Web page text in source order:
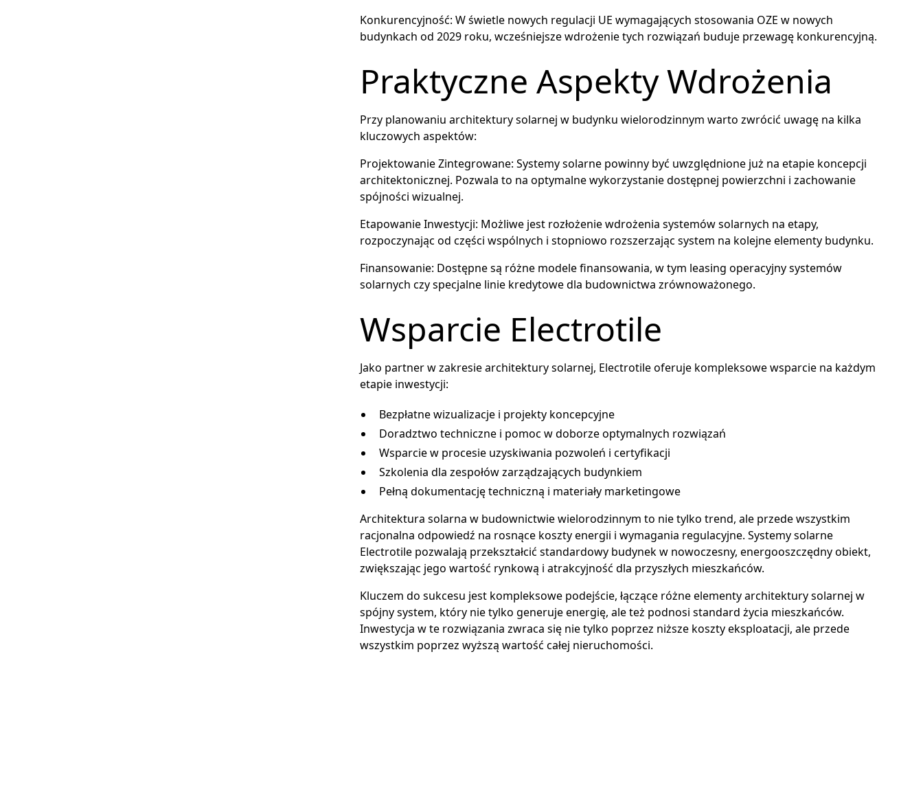
Konkurencyjność: W świetle nowych regulacji UE wymagających stosowania OZE w nowych
budynkach od 2029 roku, wcześniejsze wdrożenie tych rozwiązań buduje przewagę konkurencyjną.
Praktyczne Aspekty Wdrożenia
Przy planowaniu architektury solarnej w budynku wielorodzinnym warto zwrócić uwagę na kilka
kluczowych aspektów:
Projektowanie Zintegrowane: Systemy solarne powinny być uwzględnione już na etapie koncepcji
architektonicznej. Pozwala to na optymalne wykorzystanie dostępnej powierzchni i zachowanie
spójności wizualnej.
Etapowanie Inwestycji: Możliwe jest rozłożenie wdrożenia systemów solarnych na etapy,
rozpoczynając od części wspólnych i stopniowo rozszerzając system na kolejne elementy budynku.
Finansowanie: Dostępne są różne modele finansowania, w tym leasing operacyjny systemów
solarnych czy specjalne linie kredytowe dla budownictwa zrównoważonego.
Wsparcie Electrotile
Jako partner w zakresie architektury solarnej, Electrotile oferuje kompleksowe wsparcie na każdym
etapie inwestycji:
Bezpłatne wizualizacje i projekty koncepcyjne
Doradztwo techniczne i pomoc w doborze optymalnych rozwiązań
Wsparcie w procesie uzyskiwania pozwoleń i certyfikacji
Szkolenia dla zespołów zarządzających budynkiem
Pełną dokumentację techniczną i materiały marketingowe
Architektura solarna w budownictwie wielorodzinnym to nie tylko trend, ale przede wszystkim
racjonalna odpowiedź na rosnące koszty energii i wymagania regulacyjne. Systemy solarne
Electrotile pozwalają przekształcić standardowy budynek w nowoczesny, energooszczędny obiekt,
zwiększając jego wartość rynkową i atrakcyjność dla przyszłych mieszkańców.
Kluczem do sukcesu jest kompleksowe podejście, łączące różne elementy architektury solarnej w
spójny system, który nie tylko generuje energię, ale też podnosi standard życia mieszkańców.
Inwestycja w te rozwiązania zwraca się nie tylko poprzez niższe koszty eksploatacji, ale przede
wszystkim poprzez wyższą wartość całej nieruchomości.